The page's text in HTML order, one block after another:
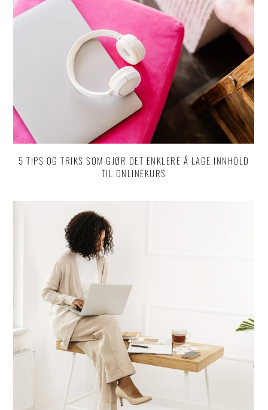
5 TIPS OG TRIKS SOM GJØR DET ENKLERE Å LAGE INNHOLD
TIL ONLINEKURS